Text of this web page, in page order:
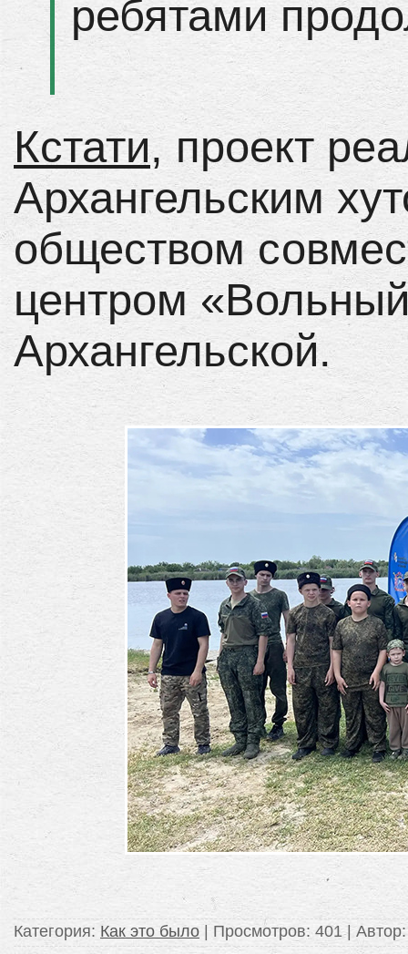
ребятами
Кстати, проект
Архангельским
обществом
центром
Архангельской.
Категория: Как это было Просмотров: 401 |Автор